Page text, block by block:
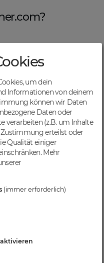
mit
Management
nach deinem Tier-
werden nach dem
um dein
Informationen von deinem
können wir Daten
Daten oder
verarbeiten (z.B. um Inhalte
Zustimmung erteilst oder
Qualität einiger
Mehr
(immer erforderlich)